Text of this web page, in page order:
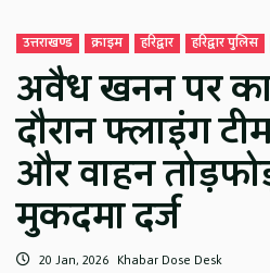
उत्तराखण्ड क्राइम हरिद्वार हरिद्वार पुलिस
अवैध खनन पर
दौरान फ्लाइंग
और वाहन
मुकदमा दर्ज
20 Jan, 2026 Khabar Dose Desk